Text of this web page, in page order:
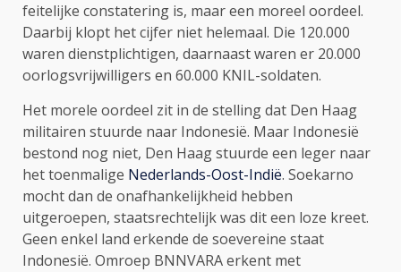
feitelijke constatering is, maar een moreel oordeel.
Daarbij klopt het cijfer niet helemaal. Die 120.000
waren dienstplichtigen, daarnaast waren er 20.000
oorlogsvrijwilligers en 60.000 KNIL-soldaten.
Het morele oordeel zit in de stelling dat Den Haag
militairen stuurde naar Indonesië. Maar Indonesië
bestond nog niet, Den Haag stuurde een leger naar
het toenmalige Nederlands-Oost-Indië. Soekarno
mocht dan de onafhankelijkheid hebben
uitgeroepen, staatsrechtelijk was dit een loze kreet.
Geen enkel land erkende de soevereine staat
Indonesië. Omroep BNNVARA erkent met